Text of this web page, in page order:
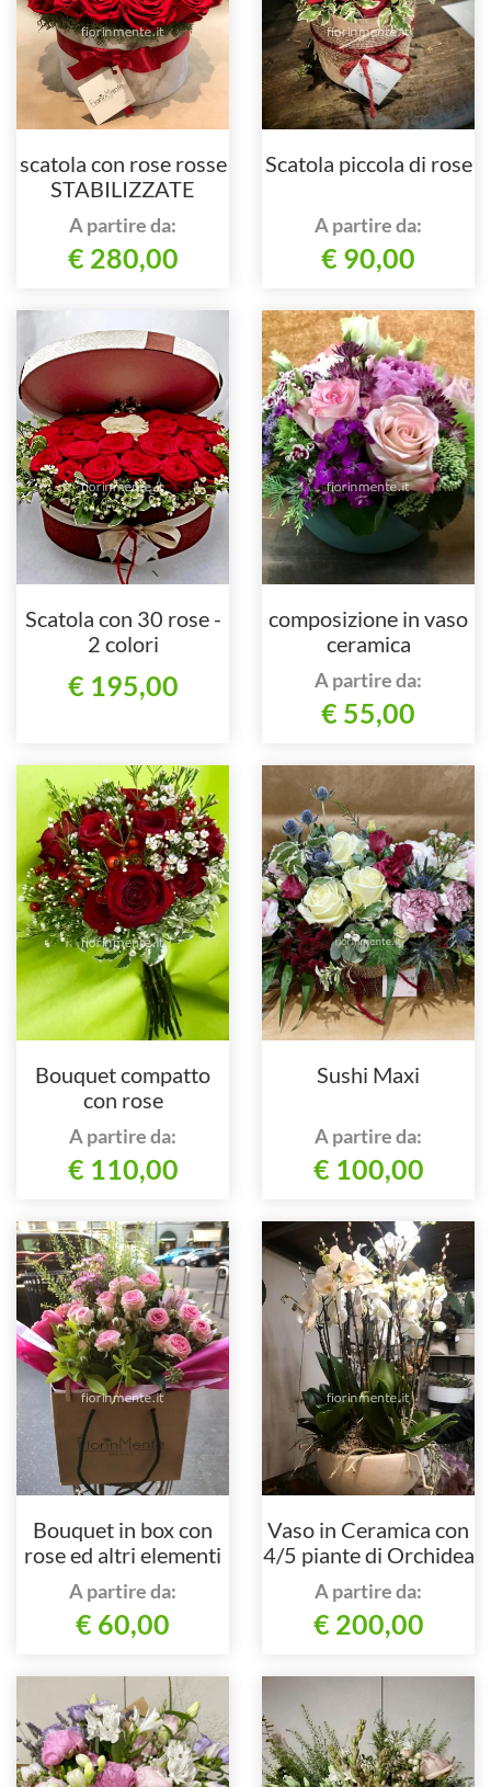
scatola con rose rosse
STABILIZZATE
A partire da:
€ 280,00
Scatola piccola di rose
A partire da:
€ 90,00
Scatola con 30 rose -
2 colori
€ 195,00
composizione in vaso
ceramica
A partire da:
€ 55,00
Bouquet compatto
con rose
A partire da:
€ 110,00
Sushi Maxi
A partire da:
€ 100,00
Bouquet in box con
rose ed altri elementi
floreali
A partire da:
€ 60,00
Vaso in Ceramica con
4/5 piante di Orchidea
Phalaenopsis
A partire da:
€ 200,00